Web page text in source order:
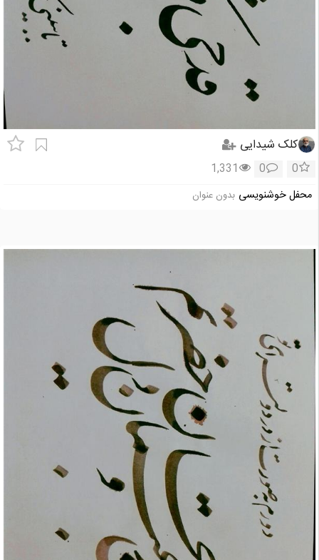
کلک شیدایی
0
0
1,331
محفل خوشنویسی بدون عنوان